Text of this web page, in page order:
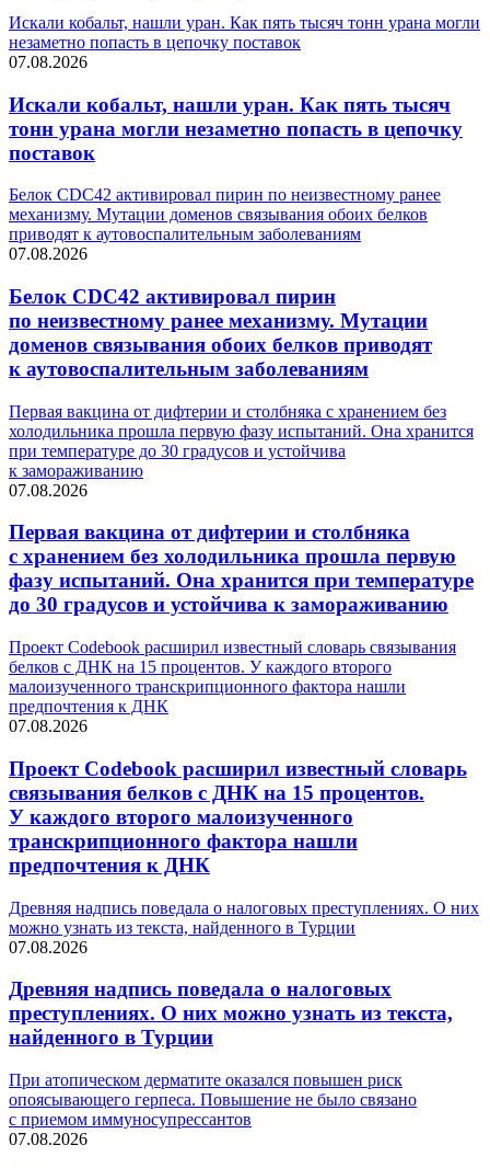
Искали кобальт, нашли уран. Как пять тысяч тонн урана могли
незаметно попасть в цепочку поставок
07.08.2026
Искали кобальт, нашли уран. Как пять тысяч
тонн урана могли незаметно попасть в цепочку
поставок
Белок CDC42 активировал пирин по неизвестному ранее
механизму. Мутации доменов связывания обоих белков
приводят к аутовоспалительным заболеваниям
07.08.2026
Белок CDC42 активировал пирин
по неизвестному ранее механизму. Мутации
доменов связывания обоих белков приводят
к аутовоспалительным заболеваниям
Первая вакцина от дифтерии и столбняка с хранением без
холодильника прошла первую фазу испытаний. Она хранится
при температуре до 30 градусов и устойчива
к замораживанию
07.08.2026
Первая вакцина от дифтерии и столбняка
с хранением без холодильника прошла первую
фазу испытаний. Она хранится при температуре
до 30 градусов и устойчива к замораживанию
Проект Codebook расширил известный словарь связывания
белков с ДНК на 15 процентов. У каждого второго
малоизученного транскрипционного фактора нашли
предпочтения к ДНК
07.08.2026
Проект Codebook расширил известный словарь
связывания белков с ДНК на 15 процентов.
У каждого второго малоизученного
транскрипционного фактора нашли
предпочтения к ДНК
Древняя надпись поведала о налоговых преступлениях. О них
можно узнать из текста, найденного в Турции
07.08.2026
Древняя надпись поведала о налоговых
преступлениях. О них можно узнать из текста,
найденного в Турции
При атопическом дерматите оказался повышен риск
опоясывающего герпеса. Повышение не было связано
с приемом иммуносупрессантов
07.08.2026